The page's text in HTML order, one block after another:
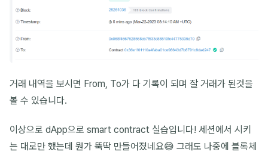
거래 내역을 보시면 From, To가 다 기록이 되며 잘 거래가 된것을
볼 수 있습니다.
이상으로 dApp으로 smart contract 실습입니다! 세션에서 시키
는 대로만 했는데 뭔가 뚝딱 만들어졌네요😅 그래도 나중에 블록체